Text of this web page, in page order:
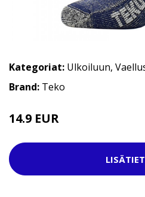
Kategoriat: Ulkoiluun,
Brand: Teko
14.9 EUR